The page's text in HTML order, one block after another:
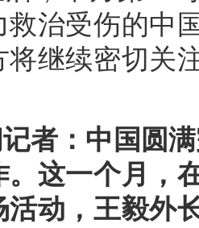
救治受伤的中
将继续密切关
者：中国圆
。这一个月，
活动，王毅外